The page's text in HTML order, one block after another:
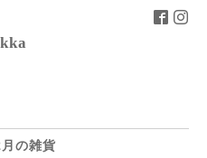
の雑貨